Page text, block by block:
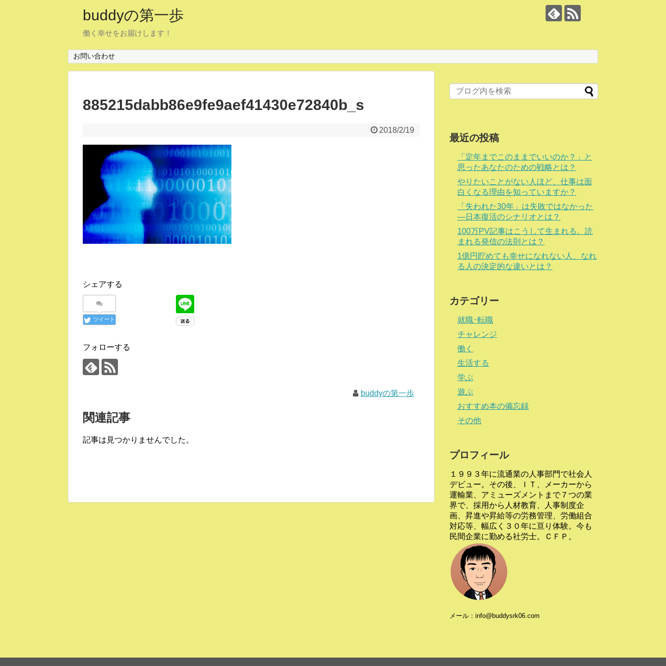
buddyの第一歩
働く幸せをお届けします！
お問い合わせ
885215dabb86e9fe9aef41430e72840b_s
2018/2/19
シェアする
ツイート
フォローする
buddyの第一歩
関連記事
記事は見つかりませんでした。
最近の投稿
「定年までこのままでいいのか？」と
思ったあなたのための戦略とは？
やりたいことがない人ほど、仕事は面
白くなる理由を知っていますか？
「失われた30年」は失敗ではなかった
―日本復活のシナリオとは？
100万PV記事はこうして生まれる。読
まれる発信の法則とは？
1億円貯めても幸せになれない人、なれ
る人の決定的な違いとは？
カテゴリー
就職･転職
チャレンジ
働く
生活する
学ぶ
遊ぶ
おすすめ本の備忘録
その他
プロフィール
１９９３年に流通業の人事部門で社会人
デビュー。その後、ＩＴ、メーカーから
運輸業、アミューズメントまで７つの業
界で、採用から人材教育、人事制度企
画、昇進や昇給等の労務管理、労働組合
対応等、幅広く３０年に亘り体験。今も
民間企業に勤める社労士。ＣＦＰ。
メール：info@buddysrk06.com